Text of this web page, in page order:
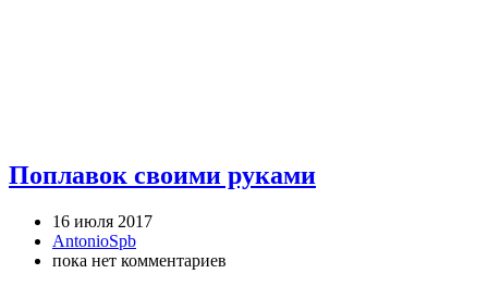
Поплавок своими руками
16 июля 2017
AntonioSpb
пока нет комментариев